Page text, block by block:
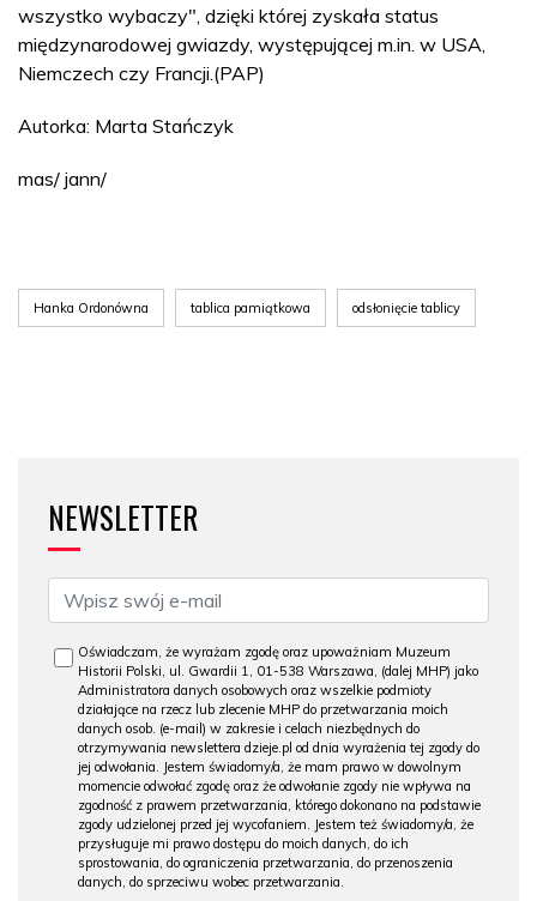
wszystko wybaczy", dzięki której zyskała status
międzynarodowej gwiazdy, występującej m.in. w USA,
Niemczech czy Francji.(PAP)
Autorka: Marta Stańczyk
mas/ jann/
Hanka Ordonówna tablica pamiątkowa odsłonięcie tablicy
NEWSLETTER
Oświadczam, że wyrażam zgodę oraz upoważniam Muzeum
Historii Polski, ul. Gwardii 1, 01-538 Warszawa, (dalej MHP) jako
Administratora danych osobowych oraz wszelkie podmioty
działające na rzecz lub zlecenie MHP do przetwarzania moich
danych osob. (e-mail) w zakresie i celach niezbędnych do
otrzymywania newslettera dzieje.pl od dnia wyrażenia tej zgody do
jej odwołania. Jestem świadomy/a, że mam prawo w dowolnym
momencie odwołać zgodę oraz że odwołanie zgody nie wpływa na
zgodność z prawem przetwarzania, którego dokonano na podstawie
zgody udzielonej przed jej wycofaniem. Jestem też świadomy/a, że
przysługuje mi prawo dostępu do moich danych, do ich
sprostowania, do ograniczenia przetwarzania, do przenoszenia
danych, do sprzeciwu wobec przetwarzania.